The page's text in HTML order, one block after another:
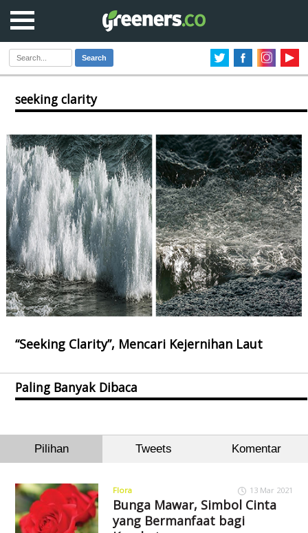
Search
seeking clarity
“Seeking Clarity”, Mencari Kejernihan Laut
Paling Banyak Dibaca
Pilihan Tweets Komentar
Flora 13 Mar 2021
Bunga Mawar, Simbol Cinta
yang Bermanfaat bagi